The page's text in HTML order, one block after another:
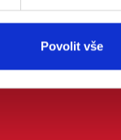
Povolit vše